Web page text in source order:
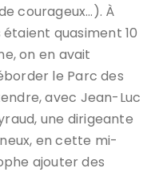
courageux…). À
quasiment 10
on en avait
le Parc des
avec Jean-Luc
une dirigeante
en cette mi-
ajouter des